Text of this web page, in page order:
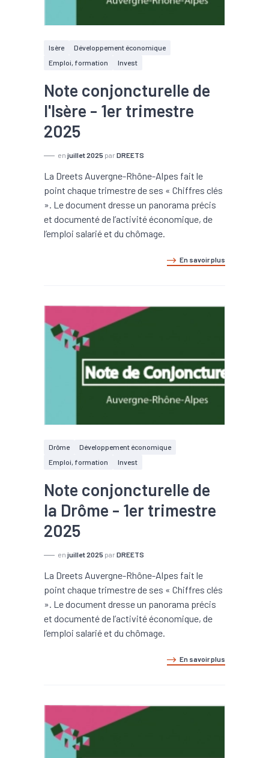
Isère
Développement économique
Emploi, formation
Invest
Note conjoncturelle de
l'Isère - 1er trimestre
2025
en juillet 2025 par DREETS
La Dreets Auvergne-Rhône-Alpes fait le
point chaque trimestre de ses « Chiffres clés
». Le document dresse un panorama précis
et documenté de l’activité économique, de
l’emploi salarié et du chômage.
En savoir plus
Drôme
Développement économique
Emploi, formation
Invest
Note conjoncturelle de
la Drôme - 1er trimestre
2025
en juillet 2025 par DREETS
La Dreets Auvergne-Rhône-Alpes fait le
point chaque trimestre de ses « Chiffres clés
». Le document dresse un panorama précis
et documenté de l’activité économique, de
l’emploi salarié et du chômage.
En savoir plus